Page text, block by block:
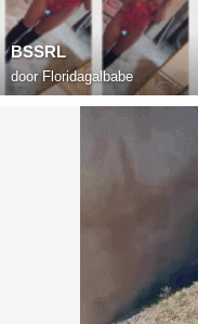
BSSRL
doorFloridagalbabe